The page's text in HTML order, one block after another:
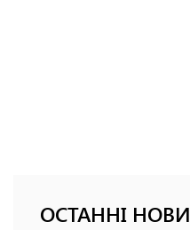
ОСТАННІ